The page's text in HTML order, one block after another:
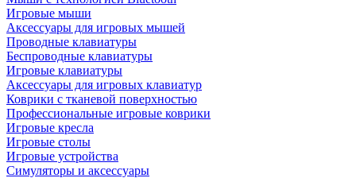
Игровые мыши
Аксессуары для игровых мышей
Проводные клавиатуры
Беспроводные клавиатуры
Игровые клавиатуры
Аксессуары для игровых клавиатур
Коврики с тканевой поверхностью
Профессиональные игровые коврики
Игровые кресла
Игровые столы
Игровые устройства
Симуляторы и аксессуары